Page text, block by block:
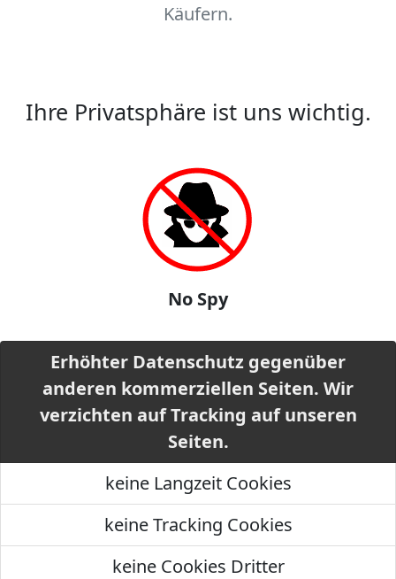
Käufern.
Ihre Privatsphäre ist uns wichtig.
No Spy
Erhöhter Datenschutz gegenüber
anderen kommerziellen Seiten. Wir
verzichten auf Tracking auf unseren
Seiten.
keine Langzeit Cookies
keine Tracking Cookies
keine Cookies Dritter